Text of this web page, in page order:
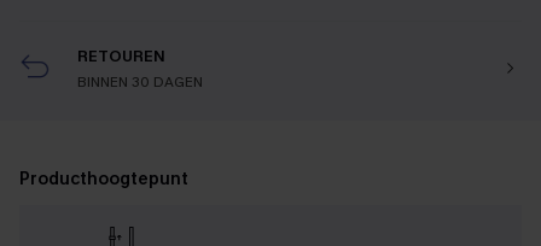
RETOUREN
BINNEN 30 DAGEN
Producthoogtepunt